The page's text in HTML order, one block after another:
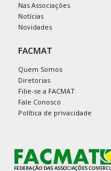
Nas Associações
Notícias
Novidades
FACMAT
Quem Somos
Diretorias
Filie-se a FACMAT
Fale Conosco
Política de privacidade